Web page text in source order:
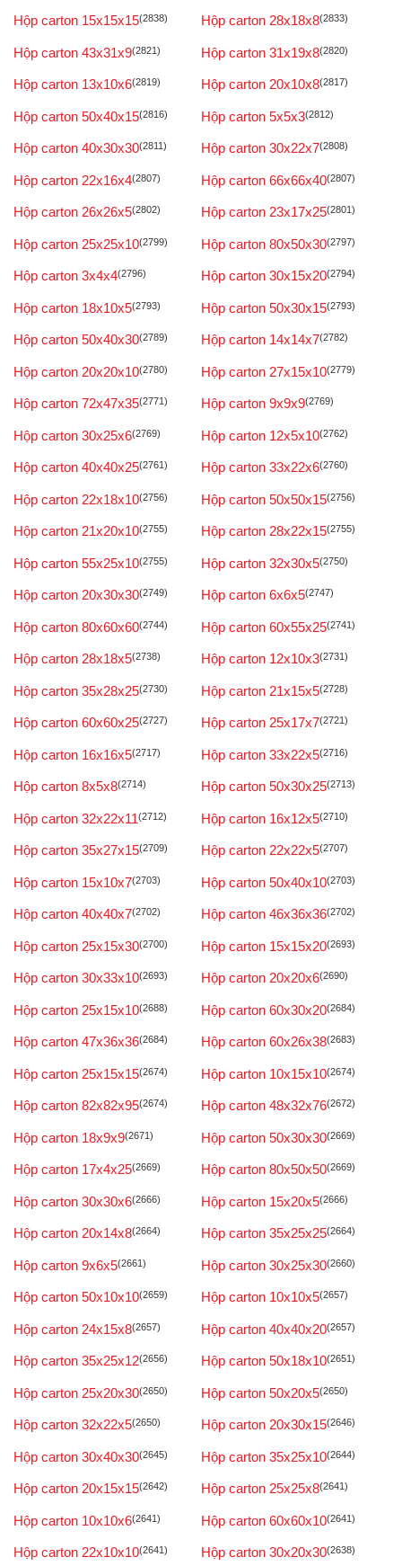
Hộp carton 15x15x15(2838) Hộp carton 28x18x8(2833)
Hộp carton 43x31x9(2821) Hộp carton 31x19x8(2820)
Hộp carton 13x10x6(2819) Hộp carton 20x10x8(2817)
Hộp carton 50x40x15(2816) Hộp carton 5x5x3(2812)
Hộp carton 40x30x30(2811) Hộp carton 30x22x7(2808)
Hộp carton 22x16x4(2807) Hộp carton 66x66x40(2807)
Hộp carton 26x26x5(2802) Hộp carton 23x17x25(2801)
Hộp carton 25x25x10(2799) Hộp carton 80x50x30(2797)
Hộp carton 3x4x4(2796) Hộp carton 30x15x20(2794)
Hộp carton 18x10x5(2793) Hộp carton 50x30x15(2793)
Hộp carton 50x40x30(2789) Hộp carton 14x14x7(2782)
Hộp carton 20x20x10(2780) Hộp carton 27x15x10(2779)
Hộp carton 72x47x35(2771) Hộp carton 9x9x9(2769)
Hộp carton 30x25x6(2769) Hộp carton 12x5x10(2762)
Hộp carton 40x40x25(2761) Hộp carton 33x22x6(2760)
Hộp carton 22x18x10(2756) Hộp carton 50x50x15(2756)
Hộp carton 21x20x10(2755) Hộp carton 28x22x15(2755)
Hộp carton 55x25x10(2755) Hộp carton 32x30x5(2750)
Hộp carton 20x30x30(2749) Hộp carton 6x6x5(2747)
Hộp carton 80x60x60(2744) Hộp carton 60x55x25(2741)
Hộp carton 28x18x5(2738) Hộp carton 12x10x3(2731)
Hộp carton 35x28x25(2730) Hộp carton 21x15x5(2728)
Hộp carton 60x60x25(2727) Hộp carton 25x17x7(2721)
Hộp carton 16x16x5(2717) Hộp carton 33x22x5(2716)
Hộp carton 8x5x8(2714) Hộp carton 50x30x25(2713)
Hộp carton 32x22x11(2712) Hộp carton 16x12x5(2710)
Hộp carton 35x27x15(2709) Hộp carton 22x22x5(2707)
Hộp carton 15x10x7(2703) Hộp carton 50x40x10(2703)
Hộp carton 40x40x7(2702) Hộp carton 46x36x36(2702)
Hộp carton 25x15x30(2700) Hộp carton 15x15x20(2693)
Hộp carton 30x33x10(2693) Hộp carton 20x20x6(2690)
Hộp carton 25x15x10(2688) Hộp carton 60x30x20(2684)
Hộp carton 47x36x36(2684) Hộp carton 60x26x38(2683)
Hộp carton 25x15x15(2674) Hộp carton 10x15x10(2674)
Hộp carton 82x82x95(2674) Hộp carton 48x32x76(2672)
Hộp carton 18x9x9(2671) Hộp carton 50x30x30(2669)
Hộp carton 17x4x25(2669) Hộp carton 80x50x50(2669)
Hộp carton 30x30x6(2666) Hộp carton 15x20x5(2666)
Hộp carton 20x14x8(2664) Hộp carton 35x25x25(2664)
Hộp carton 9x6x5(2661) Hộp carton 30x25x30(2660)
Hộp carton 50x10x10(2659) Hộp carton 10x10x5(2657)
Hộp carton 24x15x8(2657) Hộp carton 40x40x20(2657)
Hộp carton 35x25x12(2656) Hộp carton 50x18x10(2651)
Hộp carton 25x20x30(2650) Hộp carton 50x20x5(2650)
Hộp carton 32x22x5(2650) Hộp carton 20x30x15(2646)
Hộp carton 30x40x30(2645) Hộp carton 35x25x10(2644)
Hộp carton 20x15x15(2642) Hộp carton 25x25x8(2641)
Hộp carton 10x10x6(2641) Hộp carton 60x60x10(2641)
Hộp carton 22x10x10(2641) Hộp carton 30x20x30(2638)